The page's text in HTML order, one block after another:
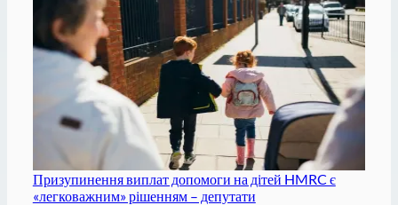
Призупинення виплат допомоги на дітей HMRC є
«легковажним» рішенням – депутати